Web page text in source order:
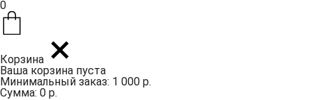
0
Корзина
Ваша корзина пуста
Минимальный заказ: 1 000 р.
Сумма: 0 р.